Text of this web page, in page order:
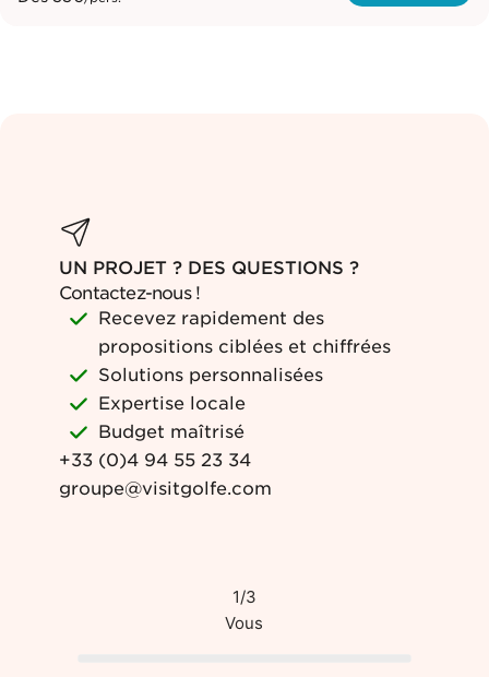
UN PROJET ? DES QUESTIONS ?
Contactez-nous !
Recevez rapidement des
propositions ciblées et chiffrées
Solutions personnalisées
Expertise locale
Budget maîtrisé
+33 (0)4 94 55 23 34
groupe@visitgolfe.com
1/3
Vous